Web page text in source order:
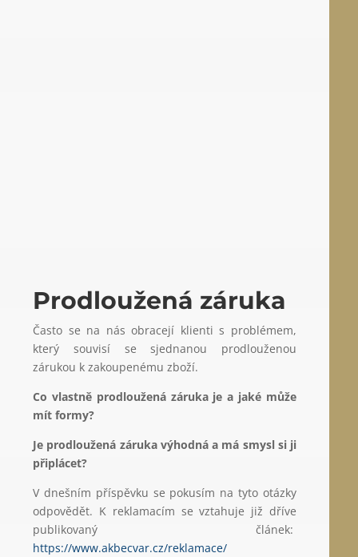
Prodloužená záruka
Často se na nás obracejí klienti s problémem,
který souvisí se sjednanou prodlouženou
zárukou k zakoupenému zboží.
Co vlastně prodloužená záruka je a jaké může
mít formy?
Je prodloužená záruka výhodná a má smysl si ji
připlácet?
V dnešním příspěvku se pokusím na tyto otázky
odpovědět. K reklamacím se vztahuje již dříve
publikovaný článek:
https://www.akbecvar.cz/reklamace/